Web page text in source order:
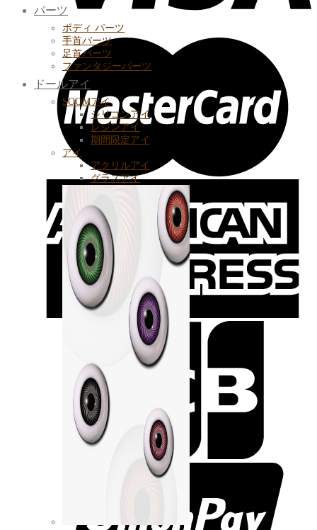
パーツ
ボディ パーツ
手首パーツ
足首パーツ
ファンタジーパーツ
ドールアイ
SOOMアイ
シリコンアイ
レジンアイ
期間限定アイ
アイ
アクリルアイ
グラスアイ